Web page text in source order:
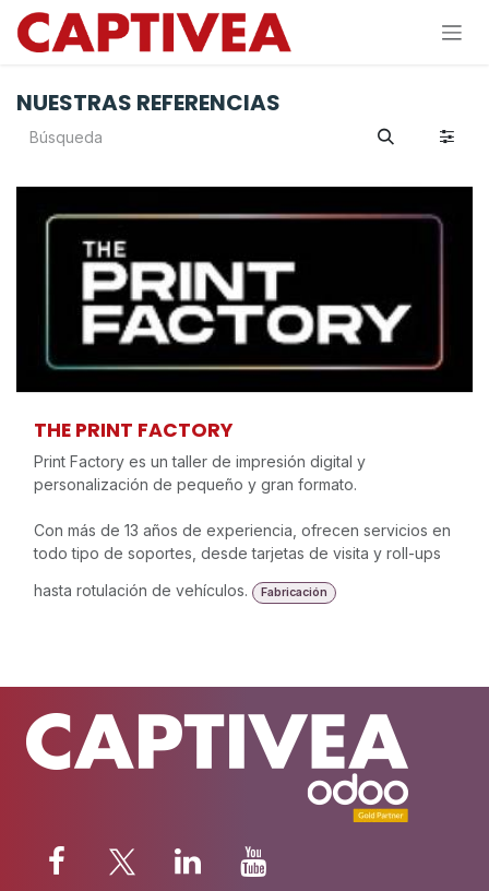
Ir al contenido
NUESTRAS REFERENCIAS
THE PRINT FACTORY
Print Factory es un taller de impresión digital y
personalización de pequeño y gran formato.
Con más de 13 años de experiencia, ofrecen servicios en
todo tipo de soportes, desde tarjetas de visita y roll-ups
hasta rotulación de vehículos.
Fabricación